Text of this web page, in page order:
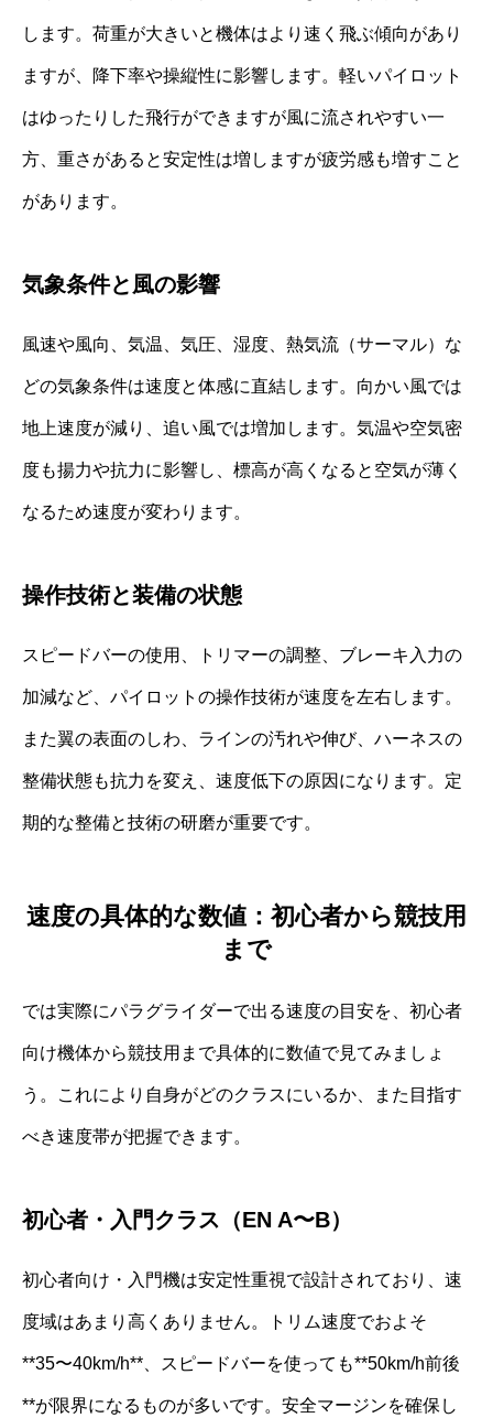
します。荷重が大きいと機体はより速く飛ぶ傾向があり
ますが、降下率や操縦性に影響します。軽いパイロット
はゆったりした飛行ができますが風に流されやすい一
方、重さがあると安定性は増しますが疲労感も増すこと
があります。
気象条件と風の影響
風速や風向、気温、気圧、湿度、熱気流（サーマル）な
どの気象条件は速度と体感に直結します。向かい風では
地上速度が減り、追い風では増加します。気温や空気密
度も揚力や抗力に影響し、標高が高くなると空気が薄く
なるため速度が変わります。
操作技術と装備の状態
スピードバーの使用、トリマーの調整、ブレーキ入力の
加減など、パイロットの操作技術が速度を左右します。
また翼の表面のしわ、ラインの汚れや伸び、ハーネスの
整備状態も抗力を変え、速度低下の原因になります。定
期的な整備と技術の研磨が重要です。
速度の具体的な数値：初心者から競技用
まで
では実際にパラグライダーで出る速度の目安を、初心者
向け機体から競技用まで具体的に数値で見てみましょ
う。これにより自身がどのクラスにいるか、また目指す
べき速度帯が把握できます。
初心者・入門クラス（EN A〜B）
初心者向け・入門機は安定性重視で設計されており、速
度域はあまり高くありません。トリム速度でおよそ
**35〜40km/h**、スピードバーを使っても**50km/h前後
**が限界になるものが多いです。安全マージンを確保し